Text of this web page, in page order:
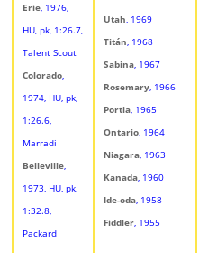
Erie, 1976,
HU, pk, 1:26.7,
Talent Scout
Colorado,
1974, HU, pk,
1:26.6,
Marradi
Belleville,
1973, HU, pk,
1:32.8,
Packard
Utah, 1969
Titán, 1968
Sabina, 1967
Rosemary, 1966
Portia, 1965
Ontario, 1964
Niagara, 1963
Kanada, 1960
Ide-oda, 1958
Fiddler, 1955